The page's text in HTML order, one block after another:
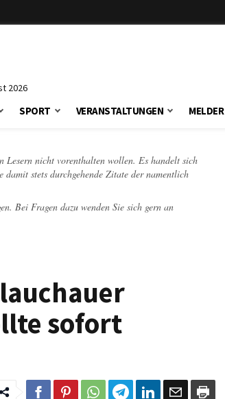
2026
SPORT VERANSTALTUNGEN MELDER
Lesern nicht vorenthalten wollen. Es handelt sich
stets durchgehende Zitate der namentlich
Bei Fragen dazu wenden Sie sich gern an
sofort